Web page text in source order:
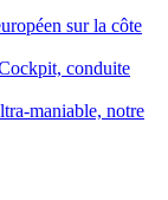
sur la côte
conduite
maniable, notre